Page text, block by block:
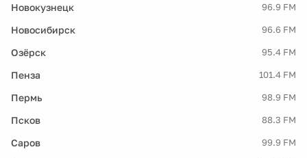
Новокузнецк 96.9 FM
Новосибирск 96.6 FM
Озёрск 95.4 FM
Пенза 101.4 FM
Пермь 98.9 FM
Псков 88.3 FM
Саров 99.9 FM